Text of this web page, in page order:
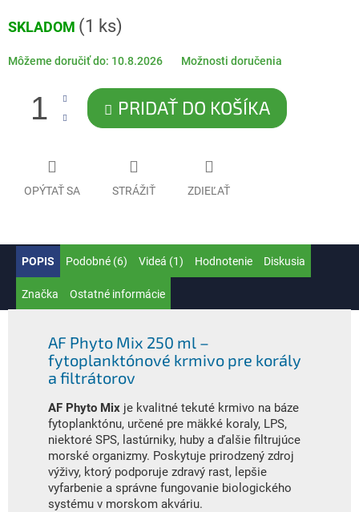
cena:
SKLADOM (1 ks)
Môžeme doručiť do: 10.8.2026 Možnosti doručenia
PRIDAŤ DO KOŠÍKA
OPÝTAŤ SA STRÁŽIŤ ZDIEĽAŤ
POPIS Podobné (6) Videá (1) Hodnotenie Diskusia
Značka Ostatné informácie
AF Phyto Mix 250 ml –
fytoplanktónové krmivo pre korály
a filtrátorov
AF Phyto Mix je kvalitné tekuté krmivo na báze
fytoplanktónu, určené pre mäkké koraly, LPS,
niektoré SPS, lastúrniky, huby a ďalšie filtrujúce
morské organizmy. Poskytuje prirodzený zdroj
výživy, ktorý podporuje zdravý rast, lepšie
vyfarbenie a správne fungovanie biologického
systému v morskom akváriu.